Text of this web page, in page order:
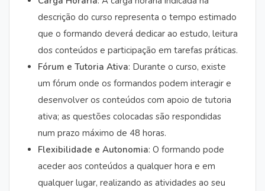
descrição do curso representa o tempo estimado
que o formando deverá dedicar ao estudo, leitura
dos conteúdos e participação em tarefas práticas.
Fórum e Tutoria Ativa: Durante o curso, existe
um fórum onde os formandos podem interagir e
desenvolver os conteúdos com apoio de tutoria
ativa; as questões colocadas são respondidas
num prazo máximo de 48 horas.
Flexibilidade e Autonomia: O formando pode
aceder aos conteúdos a qualquer hora e em
qualquer lugar, realizando as atividades ao seu